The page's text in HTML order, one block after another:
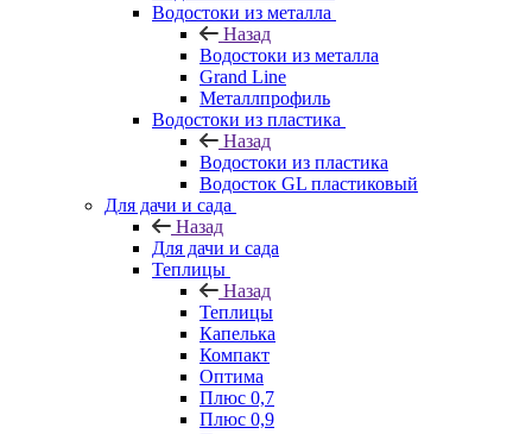
Водостоки из металла
Назад
Водостоки из металла
Grand Line
Металлпрофиль
Водостоки из пластика
Назад
Водостоки из пластика
Водосток GL пластиковый
Для дачи и сада
Назад
Для дачи и сада
Теплицы
Назад
Теплицы
Капелька
Компакт
Оптима
Плюс 0,7
Плюс 0,9